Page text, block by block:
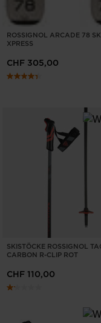
ROSSIGNOL ARCADE 78
XPRESS
CHF 305,00
SKISTÖCKE ROSSIGNOL
CARBON R-CLIP ROT
CHF 110,00